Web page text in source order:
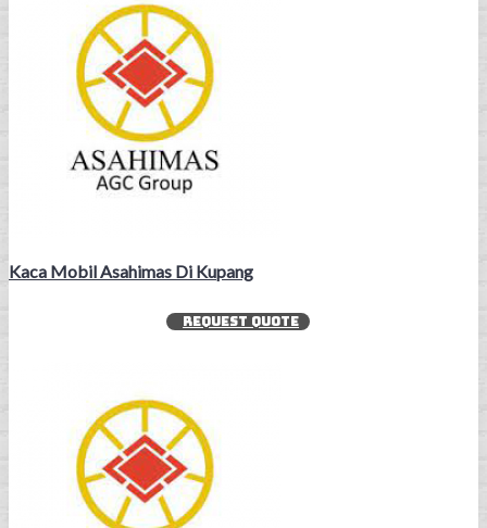
Kaca Mobil Asahimas Di Kupang
REQUEST QUOTE